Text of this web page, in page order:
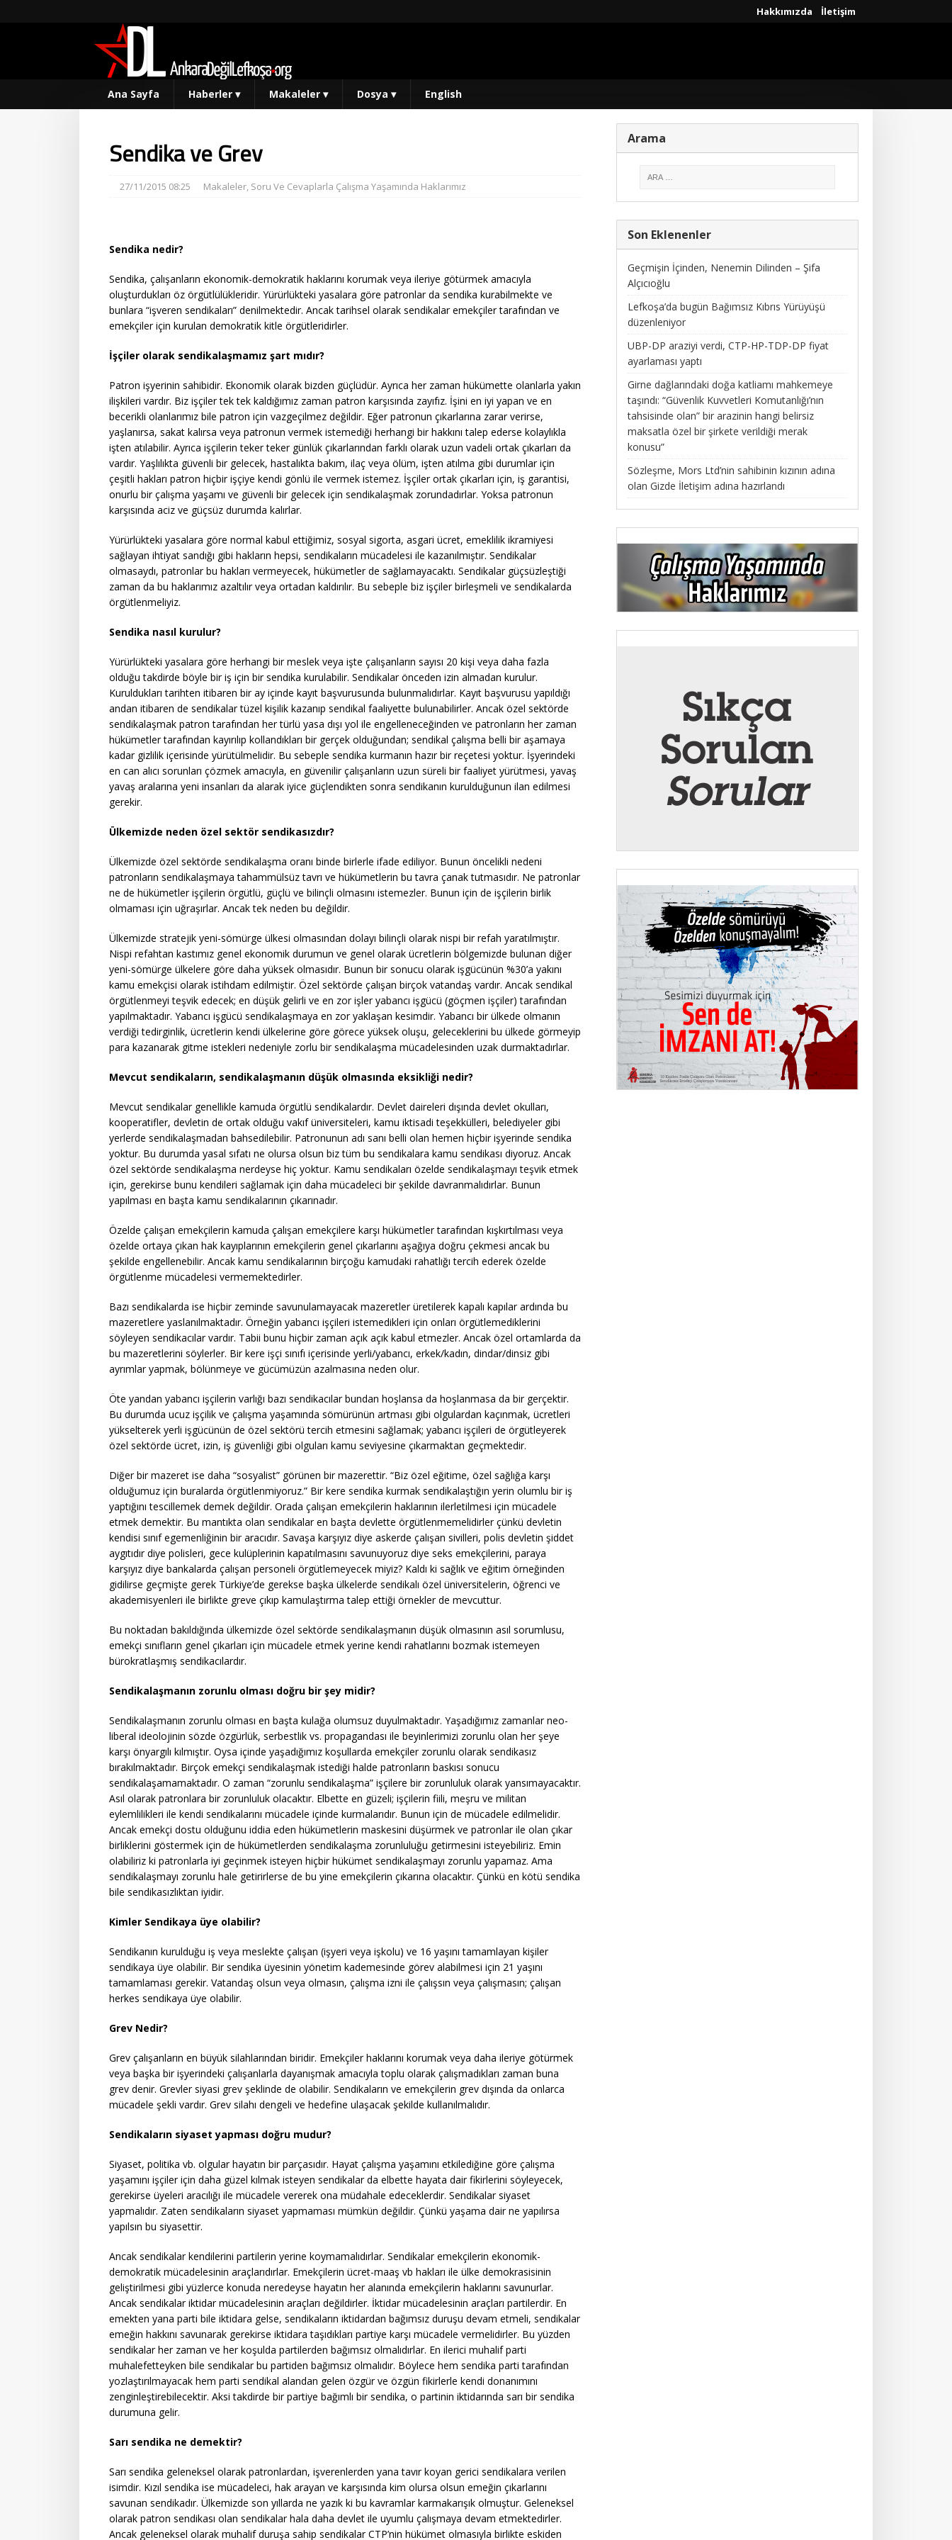
Hakkımızda İletişim
Ana Sayfa Haberler ▾ Makaleler ▾ Dosya ▾ English
Sendika ve Grev
27/11/2015 08:25 Makaleler, Soru Ve Cevaplarla Çalışma Yaşamında Haklarımız
Sendika nedir?
Sendika, çalışanların ekonomik-demokratik haklarını korumak veya ileriye götürmek amacıyla
oluşturdukları öz örgütlülükleridir. Yürürlükteki yasalara göre patronlar da sendika kurabilmekte ve
bunlara “işveren sendikaları” denilmektedir. Ancak tarihsel olarak sendikalar emekçiler tarafından ve
emekçiler için kurulan demokratik kitle örgütleridirler.
İşçiler olarak sendikalaşmamız şart mıdır?
Patron işyerinin sahibidir. Ekonomik olarak bizden güçlüdür. Ayrıca her zaman hükümette olanlarla yakın
ilişkileri vardır. Biz işçiler tek tek kaldığımız zaman patron karşısında zayıfız. İşini en iyi yapan ve en
becerikli olanlarımız bile patron için vazgeçilmez değildir. Eğer patronun çıkarlarına zarar verirse,
yaşlanırsa, sakat kalırsa veya patronun vermek istemediği herhangi bir hakkını talep ederse kolaylıkla
işten atılabilir. Ayrıca işçilerin teker teker günlük çıkarlarından farklı olarak uzun vadeli ortak çıkarları da
vardır. Yaşlılıkta güvenli bir gelecek, hastalıkta bakım, ilaç veya ölüm, işten atılma gibi durumlar için
çeşitli hakları patron hiçbir işçiye kendi gönlü ile vermek istemez. İşçiler ortak çıkarları için, iş garantisi,
onurlu bir çalışma yaşamı ve güvenli bir gelecek için sendikalaşmak zorundadırlar. Yoksa patronun
karşısında aciz ve güçsüz durumda kalırlar.
Yürürlükteki yasalara göre normal kabul ettiğimiz, sosyal sigorta, asgari ücret, emeklilik ikramiyesi
sağlayan ihtiyat sandığı gibi hakların hepsi, sendikaların mücadelesi ile kazanılmıştır. Sendikalar
olmasaydı, patronlar bu hakları vermeyecek, hükümetler de sağlamayacaktı. Sendikalar güçsüzleştiği
zaman da bu haklarımız azaltılır veya ortadan kaldırılır. Bu sebeple biz işçiler birleşmeli ve sendikalarda
örgütlenmeliyiz.
Sendika nasıl kurulur?
Yürürlükteki yasalara göre herhangi bir meslek veya işte çalışanların sayısı 20 kişi veya daha fazla
olduğu takdirde böyle bir iş için bir sendika kurulabilir. Sendikalar önceden izin almadan kurulur.
Kuruldukları tarihten itibaren bir ay içinde kayıt başvurusunda bulunmalıdırlar. Kayıt başvurusu yapıldığı
andan itibaren de sendikalar tüzel kişilik kazanıp sendikal faaliyette bulunabilirler. Ancak özel sektörde
sendikalaşmak patron tarafından her türlü yasa dışı yol ile engelleneceğinden ve patronların her zaman
hükümetler tarafından kayırılıp kollandıkları bir gerçek olduğundan; sendikal çalışma belli bir aşamaya
kadar gizlilik içerisinde yürütülmelidir. Bu sebeple sendika kurmanın hazır bir reçetesi yoktur. İşyerindeki
en can alıcı sorunları çözmek amacıyla, en güvenilir çalışanların uzun süreli bir faaliyet yürütmesi, yavaş
yavaş aralarına yeni insanları da alarak iyice güçlendikten sonra sendikanın kurulduğunun ilan edilmesi
gerekir.
Ülkemizde neden özel sektör sendikasızdır?
Ülkemizde özel sektörde sendikalaşma oranı binde birlerle ifade ediliyor. Bunun öncelikli nedeni
patronların sendikalaşmaya tahammülsüz tavrı ve hükümetlerin bu tavra çanak tutmasıdır. Ne patronlar
ne de hükümetler işçilerin örgütlü, güçlü ve bilinçli olmasını istemezler. Bunun için de işçilerin birlik
olmaması için uğraşırlar. Ancak tek neden bu değildir.
Ülkemizde stratejik yeni-sömürge ülkesi olmasından dolayı bilinçli olarak nispi bir refah yaratılmıştır.
Nispi refahtan kastımız genel ekonomik durumun ve genel olarak ücretlerin bölgemizde bulunan diğer
yeni-sömürge ülkelere göre daha yüksek olmasıdır. Bunun bir sonucu olarak işgücünün %30’a yakını
kamu emekçisi olarak istihdam edilmiştir. Özel sektörde çalışan birçok vatandaş vardır. Ancak sendikal
örgütlenmeyi teşvik edecek; en düşük gelirli ve en zor işler yabancı işgücü (göçmen işçiler) tarafından
yapılmaktadır. Yabancı işgücü sendikalaşmaya en zor yaklaşan kesimdir. Yabancı bir ülkede olmanın
verdiği tedirginlik, ücretlerin kendi ülkelerine göre görece yüksek oluşu, geleceklerini bu ülkede görmeyip
para kazanarak gitme istekleri nedeniyle zorlu bir sendikalaşma mücadelesinden uzak durmaktadırlar.
Mevcut sendikaların, sendikalaşmanın düşük olmasında eksikliği nedir?
Mevcut sendikalar genellikle kamuda örgütlü sendikalardır. Devlet daireleri dışında devlet okulları,
kooperatifler, devletin de ortak olduğu vakıf üniversiteleri, kamu iktisadi teşekkülleri, belediyeler gibi
yerlerde sendikalaşmadan bahsedilebilir. Patronunun adı sanı belli olan hemen hiçbir işyerinde sendika
yoktur. Bu durumda yasal sıfatı ne olursa olsun biz tüm bu sendikalara kamu sendikası diyoruz. Ancak
özel sektörde sendikalaşma nerdeyse hiç yoktur. Kamu sendikaları özelde sendikalaşmayı teşvik etmek
için, gerekirse bunu kendileri sağlamak için daha mücadeleci bir şekilde davranmalıdırlar. Bunun
yapılması en başta kamu sendikalarının çıkarınadır.
Özelde çalışan emekçilerin kamuda çalışan emekçilere karşı hükümetler tarafından kışkırtılması veya
özelde ortaya çıkan hak kayıplarının emekçilerin genel çıkarlarını aşağıya doğru çekmesi ancak bu
şekilde engellenebilir. Ancak kamu sendikalarının birçoğu kamudaki rahatlığı tercih ederek özelde
örgütlenme mücadelesi vermemektedirler.
Bazı sendikalarda ise hiçbir zeminde savunulamayacak mazeretler üretilerek kapalı kapılar ardında bu
mazeretlere yaslanılmaktadır. Örneğin yabancı işçileri istemedikleri için onları örgütlemediklerini
söyleyen sendikacılar vardır. Tabii bunu hiçbir zaman açık açık kabul etmezler. Ancak özel ortamlarda da
bu mazeretlerini söylerler. Bir kere işçi sınıfı içerisinde yerli/yabancı, erkek/kadın, dindar/dinsiz gibi
ayrımlar yapmak, bölünmeye ve gücümüzün azalmasına neden olur.
Öte yandan yabancı işçilerin varlığı bazı sendikacılar bundan hoşlansa da hoşlanmasa da bir gerçektir.
Bu durumda ucuz işçilik ve çalışma yaşamında sömürünün artması gibi olgulardan kaçınmak, ücretleri
yükselterek yerli işgücünün de özel sektörü tercih etmesini sağlamak; yabancı işçileri de örgütleyerek
özel sektörde ücret, izin, iş güvenliği gibi olguları kamu seviyesine çıkarmaktan geçmektedir.
Diğer bir mazeret ise daha “sosyalist” görünen bir mazerettir. “Biz özel eğitime, özel sağlığa karşı
olduğumuz için buralarda örgütlenmiyoruz.” Bir kere sendika kurmak sendikalaştığın yerin olumlu bir iş
yaptığını tescillemek demek değildir. Orada çalışan emekçilerin haklarının ilerletilmesi için mücadele
etmek demektir. Bu mantıkta olan sendikalar en başta devlette örgütlenmemelidirler çünkü devletin
kendisi sınıf egemenliğinin bir aracıdır. Savaşa karşıyız diye askerde çalışan sivilleri, polis devletin şiddet
aygıtıdır diye polisleri, gece kulüplerinin kapatılmasını savunuyoruz diye seks emekçilerini, paraya
karşıyız diye bankalarda çalışan personeli örgütlemeyecek miyiz? Kaldı ki sağlık ve eğitim örneğinden
gidilirse geçmişte gerek Türkiye’de gerekse başka ülkelerde sendikalı özel üniversitelerin, öğrenci ve
akademisyenleri ile birlikte greve çıkıp kamulaştırma talep ettiği örnekler de mevcuttur.
Bu noktadan bakıldığında ülkemizde özel sektörde sendikalaşmanın düşük olmasının asıl sorumlusu,
emekçi sınıfların genel çıkarları için mücadele etmek yerine kendi rahatlarını bozmak istemeyen
bürokratlaşmış sendikacılardır.
Sendikalaşmanın zorunlu olması doğru bir şey midir?
Sendikalaşmanın zorunlu olması en başta kulağa olumsuz duyulmaktadır. Yaşadığımız zamanlar neo-
liberal ideolojinin sözde özgürlük, serbestlik vs. propagandası ile beyinlerimizi zorunlu olan her şeye
karşı önyargılı kılmıştır. Oysa içinde yaşadığımız koşullarda emekçiler zorunlu olarak sendikasız
bırakılmaktadır. Birçok emekçi sendikalaşmak istediği halde patronların baskısı sonucu
sendikalaşamamaktadır. O zaman “zorunlu sendikalaşma” işçilere bir zorunluluk olarak yansımayacaktır.
Asıl olarak patronlara bir zorunluluk olacaktır. Elbette en güzeli; işçilerin fiili, meşru ve militan
eylemlilikleri ile kendi sendikalarını mücadele içinde kurmalarıdır. Bunun için de mücadele edilmelidir.
Ancak emekçi dostu olduğunu iddia eden hükümetlerin maskesini düşürmek ve patronlar ile olan çıkar
birliklerini göstermek için de hükümetlerden sendikalaşma zorunluluğu getirmesini isteyebiliriz. Emin
olabiliriz ki patronlarla iyi geçinmek isteyen hiçbir hükümet sendikalaşmayı zorunlu yapamaz. Ama
sendikalaşmayı zorunlu hale getirirlerse de bu yine emekçilerin çıkarına olacaktır. Çünkü en kötü sendika
bile sendikasızlıktan iyidir.
Kimler Sendikaya üye olabilir?
Sendikanın kurulduğu iş veya meslekte çalışan (işyeri veya işkolu) ve 16 yaşını tamamlayan kişiler
sendikaya üye olabilir. Bir sendika üyesinin yönetim kademesinde görev alabilmesi için 21 yaşını
tamamlaması gerekir. Vatandaş olsun veya olmasın, çalışma izni ile çalışsın veya çalışmasın; çalışan
herkes sendikaya üye olabilir.
Grev Nedir?
Grev çalışanların en büyük silahlarından biridir. Emekçiler haklarını korumak veya daha ileriye götürmek
veya başka bir işyerindeki çalışanlarla dayanışmak amacıyla toplu olarak çalışmadıkları zaman buna
grev denir. Grevler siyasi grev şeklinde de olabilir. Sendikaların ve emekçilerin grev dışında da onlarca
mücadele şekli vardır. Grev silahı dengeli ve hedefine ulaşacak şekilde kullanılmalıdır.
Sendikaların siyaset yapması doğru mudur?
Siyaset, politika vb. olgular hayatın bir parçasıdır. Hayat çalışma yaşamını etkilediğine göre çalışma
yaşamını işçiler için daha güzel kılmak isteyen sendikalar da elbette hayata dair fikirlerini söyleyecek,
gerekirse üyeleri aracılığı ile mücadele vererek ona müdahale edeceklerdir. Sendikalar siyaset
yapmalıdır. Zaten sendikaların siyaset yapmaması mümkün değildir. Çünkü yaşama dair ne yapılırsa
yapılsın bu siyasettir.
Ancak sendikalar kendilerini partilerin yerine koymamalıdırlar. Sendikalar emekçilerin ekonomik-
demokratik mücadelesinin araçlarıdırlar. Emekçilerin ücret-maaş vb hakları ile ülke demokrasisinin
geliştirilmesi gibi yüzlerce konuda neredeyse hayatın her alanında emekçilerin haklarını savunurlar.
Ancak sendikalar iktidar mücadelesinin araçları değildirler. İktidar mücadelesinin araçları partilerdir. En
emekten yana parti bile iktidara gelse, sendikaların iktidardan bağımsız duruşu devam etmeli, sendikalar
emeğin hakkını savunarak gerekirse iktidara taşıdıkları partiye karşı mücadele vermelidirler. Bu yüzden
sendikalar her zaman ve her koşulda partilerden bağımsız olmalıdırlar. En ilerici muhalif parti
muhalefetteyken bile sendikalar bu partiden bağımsız olmalıdır. Böylece hem sendika parti tarafından
yozlaştırılmayacak hem parti sendikal alandan gelen özgür ve özgün fikirlerle kendi donanımını
zenginleştirebilecektir. Aksi takdirde bir partiye bağımlı bir sendika, o partinin iktidarında sarı bir sendika
durumuna gelir.
Sarı sendika ne demektir?
Sarı sendika geleneksel olarak patronlardan, işverenlerden yana tavır koyan gerici sendikalara verilen
isimdir. Kızıl sendika ise mücadeleci, hak arayan ve karşısında kim olursa olsun emeğin çıkarlarını
savunan sendikadır. Ülkemizde son yıllarda ne yazık ki bu kavramlar karmakarışık olmuştur. Geleneksel
olarak patron sendikası olan sendikalar hala daha devlet ile uyumlu çalışmaya devam etmektedirler.
Ancak geleneksel olarak muhalif duruşa sahip sendikalar CTP’nin hükümet olmasıyla birlikte eskiden
Arama
Son Eklenenler
Geçmişin İçinden, Nenemin Dilinden – Şifa
Alçıcıoğlu
Lefkoşa’da bugün Bağımsız Kıbrıs Yürüyüşü
düzenleniyor
UBP-DP araziyi verdi, CTP-HP-TDP-DP fiyat
ayarlaması yaptı
Girne dağlarındaki doğa katliamı mahkemeye
taşındı: “Güvenlik Kuvvetleri Komutanlığı’nın
tahsisinde olan” bir arazinin hangi belirsiz
maksatla özel bir şirkete verildiği merak
konusu”
Sözleşme, Mors Ltd’nin sahibinin kızının adına
olan Gizde İletişim adına hazırlandı